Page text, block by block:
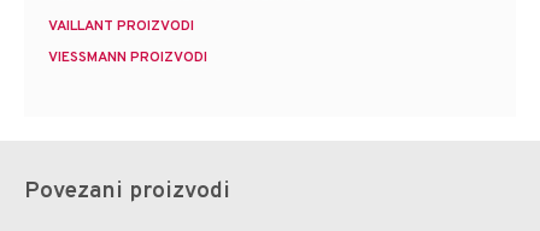
VAILLANT PROIZVODI
VIESSMANN PROIZVODI
Povezani proizvodi